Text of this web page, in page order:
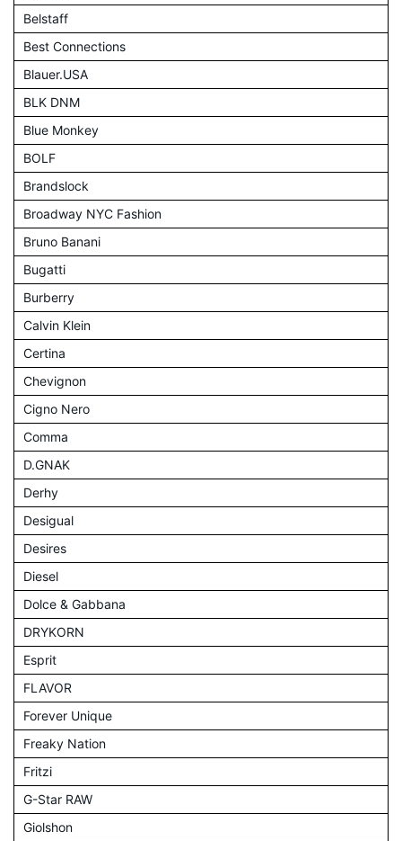
Belstaff
Best Connections
Blauer.USA
BLK DNM
Blue Monkey
BOLF
Brandslock
Broadway NYC Fashion
Bruno Banani
Bugatti
Burberry
Calvin Klein
Certina
Chevignon
Cigno Nero
Comma
D.GNAK
Derhy
Desigual
Desires
Diesel
Dolce & Gabbana
DRYKORN
Esprit
FLAVOR
Forever Unique
Freaky Nation
Fritzi
G-Star RAW
Giolshon